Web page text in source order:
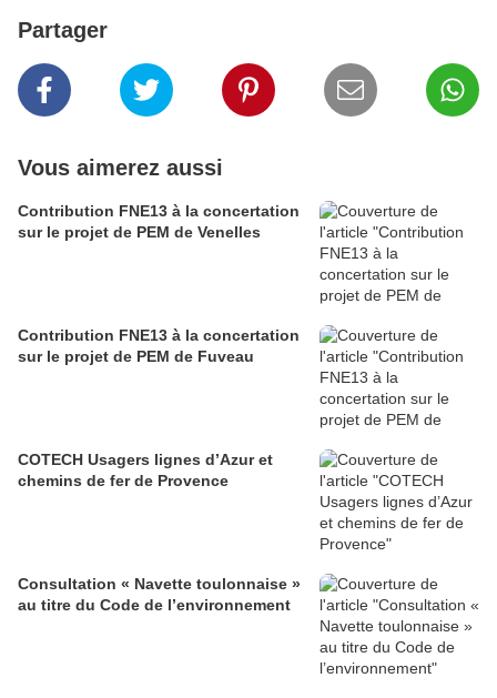
Partager
Vous aimerez aussi
Contribution FNE13 à la concertation
sur le projet de PEM de Venelles
Contribution FNE13 à la concertation
sur le projet de PEM de Fuveau
COTECH Usagers lignes d’Azur et
chemins de fer de Provence
Consultation « Navette toulonnaise »
au titre du Code de l’environnement